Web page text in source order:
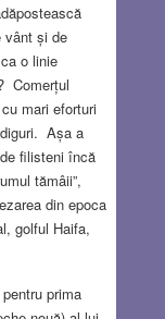
vânt și de
o linie
Comerțul
mari eforturi
Așa a
filisteni încă
tămâii”,
din epoca
golful Haifa,
prima